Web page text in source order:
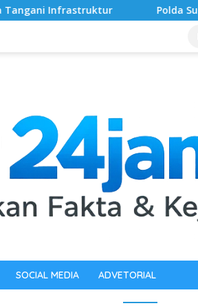
‎Polda Sumut Ungkap Home
SOCIAL MEDIA ADVETORIAL